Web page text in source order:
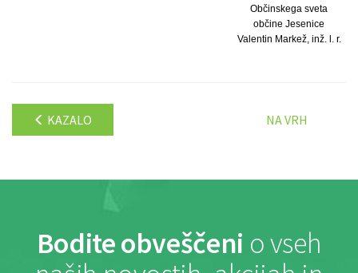
Občinskega sveta
občine Jesenice
Valentin Markež, inž. l. r.
KAZALO NA VRH
Bodite obveščeni o vseh